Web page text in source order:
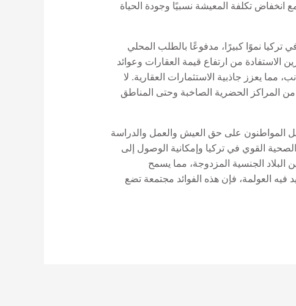
ذلك، مع انخفاض تكلفة المعيشة نسبيًا وجودة الحياة
نموًا كبيرًا، مدفوعًا بالطلب المحلي
الاستفادة من ارتفاع قيمة العقارات وعوائد
مما يعزز جاذبية الاستثمارات العقارية. لا
من المراكز الحضرية الصاخبة وحتى المناطق
المواطنون على حق العيش والعمل والدراسة
القوي في تركيا وإمكانية الوصول إلى
البلاد الجنسية المزدوجة، مما يسمح
فيه العولمة، فإن هذه الفوائد مجتمعة تضع